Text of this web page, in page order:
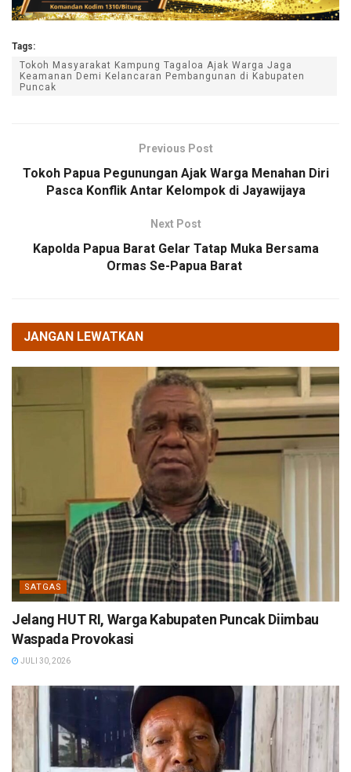
Tags:
Tokoh Masyarakat Kampung Tagaloa Ajak Warga Jaga
Keamanan Demi Kelancaran Pembangunan di Kabupaten
Puncak
Previous Post
Tokoh Papua Pegunungan Ajak Warga Menahan Diri
Pasca Konflik Antar Kelompok di Jayawijaya
Next Post
Kapolda Papua Barat Gelar Tatap Muka Bersama
Ormas Se-Papua Barat
JANGAN LEWATKAN
SATGAS
Jelang HUT RI, Warga Kabupaten Puncak Diimbau
Waspada Provokasi
JULI 30, 2026